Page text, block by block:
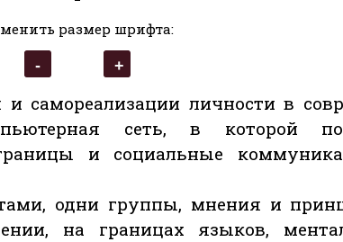
размер шрифта:
и самореализации личности в
сеть, в которой
и социальные
одни группы, мнения и
на границах языков,